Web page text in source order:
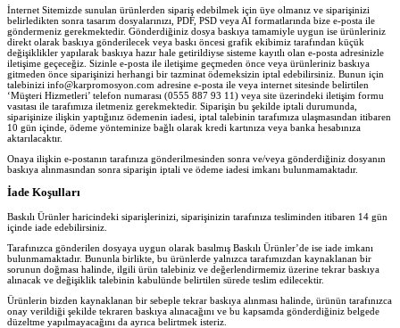
İnternet Sitemizde sunulan ürünlerden sipariş edebilmek için üye olmanız ve siparişinizi
belirledikten sonra tasarım dosyalarınızı, PDF, PSD veya AI formatlarında bize e-posta ile
göndermeniz gerekmektedir. Gönderdiğiniz dosya baskıya tamamiyle uygun ise ürünleriniz
direkt olarak baskıya gönderilecek veya baskı öncesi grafik ekibimiz tarafından küçük
değişiklikler yapılarak baskıya hazır hale getirildiyse sisteme kayıtlı olan e-posta adresinizle
iletişime geçeceğiz. Sizinle e-posta ile iletişime geçmeden önce veya ürünleriniz baskıya
gitmeden önce siparişinizi herhangi bir tazminat ödemeksizin iptal edebilirsiniz. Bunun için
talebinizi info@karpromosyon.com adresine e-posta ile veya internet sitesinde belirtilen
‘Müşteri Hizmetleri’ telefon numarası (0555 887 93 11) veya site üzerindeki iletişim formu
vasıtası ile tarafımıza iletmeniz gerekmektedir. Siparişin bu şekilde iptali durumunda,
siparişinize ilişkin yaptığınız ödemenin iadesi, iptal talebinin tarafımıza ulaşmasından itibaren
10 gün içinde, ödeme yönteminize bağlı olarak kredi kartınıza veya banka hesabınıza
aktarılacaktır.
Onaya ilişkin e-postanın tarafınıza gönderilmesinden sonra ve/veya gönderdiğiniz dosyanın
baskıya alınmasından sonra siparişin iptali ve ödeme iadesi imkanı bulunmamaktadır.
İade Koşulları
Baskılı Ürünler haricindeki siparişlerinizi, siparişinizin tarafınıza tesliminden itibaren 14 gün
içinde iade edebilirsiniz.
Tarafınızca gönderilen dosyaya uygun olarak basılmış Baskılı Ürünler’de ise iade imkanı
bulunmamaktadır. Bununla birlikte, bu ürünlerde yalnızca tarafımızdan kaynaklanan bir
sorunun doğması halinde, ilgili ürün talebiniz ve değerlendirmemiz üzerine tekrar baskıya
alınacak ve değişiklik talebinin kabulünde belirtilen sürede teslim edilecektir.
Ürünlerin bizden kaynaklanan bir sebeple tekrar baskıya alınması halinde, ürünün tarafınızca
onay verildiği şekilde tekraren baskıya alınacağını ve bu kapsamda gönderdiğiniz belgede
düzeltme yapılmayacağını da ayrıca belirtmek isteriz.